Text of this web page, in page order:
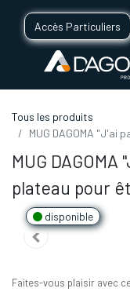
Accès Particuliers
Tous les produits
MUG DAGOMA "J'ai
MUG
plateau pour
disponible
Faites-vous plaisir avec